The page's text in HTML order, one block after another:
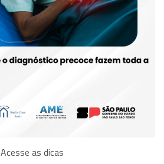
Acesse as dicas